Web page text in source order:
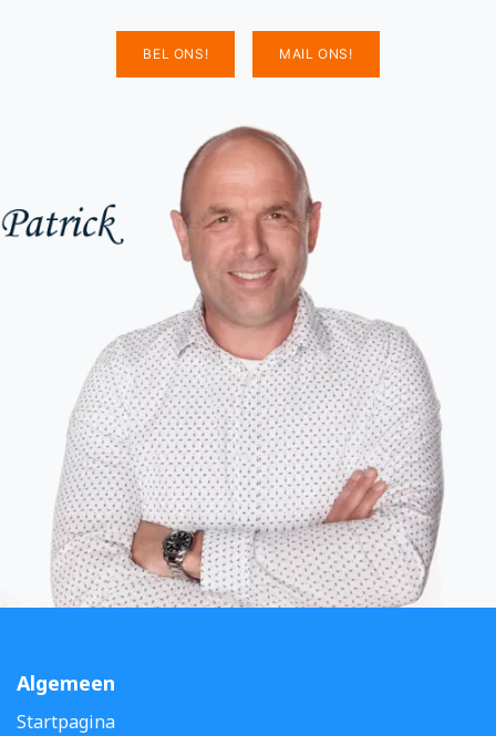
BEL ONS! MAIL ONS!
Algemeen
Startpagina